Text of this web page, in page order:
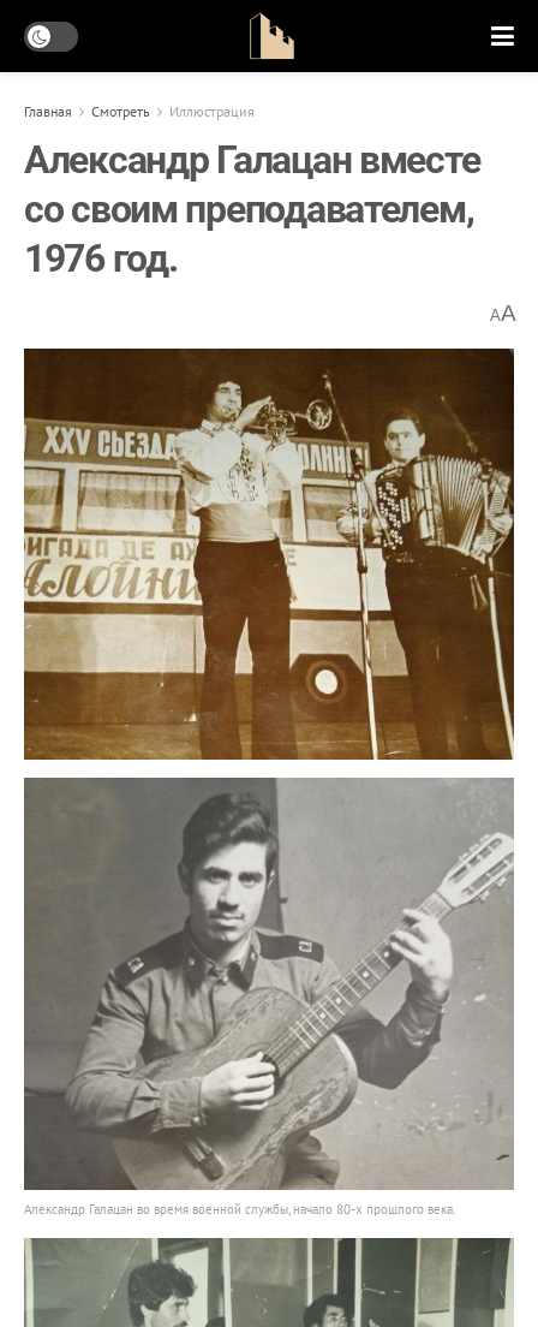
Главная Смотреть Иллюстрация
Александр Галацан вместе
со своим преподавателем,
1976 год.
AA
Александр Галацан во время военной службы, начало 80-х прошлого века.